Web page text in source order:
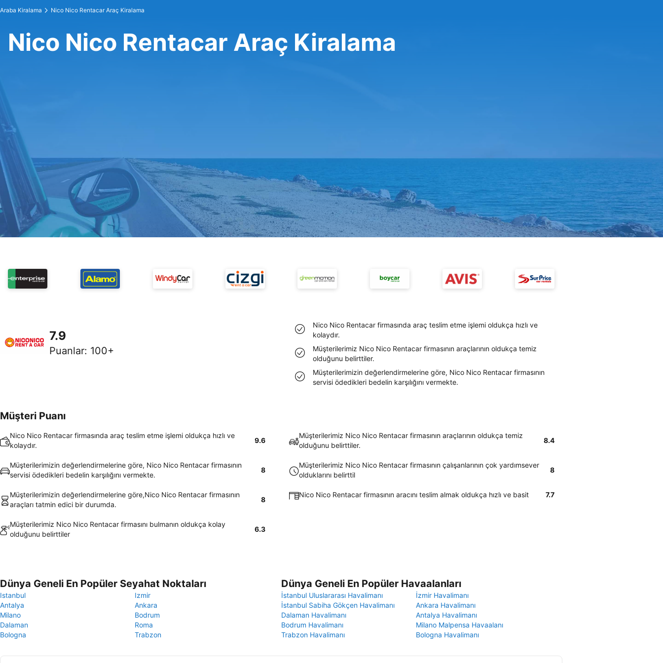
Araba Kiralama Nico Nico Rentacar Araç Kiralama
Nico Nico Rentacar Araç Kiralama
7.9
Puanlar: 100+
Nico Nico Rentacar firmasında araç teslim etme işlemi oldukça hızlı ve
kolaydır.
Müşterilerimiz Nico Nico Rentacar firmasının araçlarının oldukça temiz
olduğunu belirttiler.
Müşterilerimizin değerlendirmelerine göre, Nico Nico Rentacar firmasının
servisi ödedikleri bedelin karşılığını vermekte.
Müşteri Puanı
Nico Nico Rentacar firmasında araç teslim etme işlemi oldukça hızlı ve
kolaydır.
9.6
Müşterilerimiz Nico Nico Rentacar firmasının araçlarının oldukça temiz
olduğunu belirttiler.
8.4
Müşterilerimizin değerlendirmelerine göre, Nico Nico Rentacar firmasının
servisi ödedikleri bedelin karşılığını vermekte.
8
Müşterilerimiz Nico Nico Rentacar firmasının çalışanlarının çok yardımsever
olduklarını belirttil
8
Müşterilerimizin değerlendirmelerine göre,Nico Nico Rentacar firmasının
araçları tatmin edici bir durumda.
8
Nico Nico Rentacar firmasının aracını teslim almak oldukça hızlı ve basit 7.7
Müşterilerimiz Nico Nico Rentacar firmasını bulmanın oldukça kolay
olduğunu belirttiler
6.3
Dünya Geneli En Popüler Seyahat Noktaları
Istanbul
Izmir
Antalya
Ankara
Milano
Bodrum
Dalaman
Roma
Bologna
Trabzon
Dünya Geneli En Popüler Havaalanları
İstanbul Uluslararası Havalimanı
İzmir Havalimanı
İstanbul Sabiha Gökçen Havalimanı
Ankara Havalimanı
Dalaman Havalimanı
Antalya Havalimanı
Bodrum Havalimanı
Milano Malpensa Havaalanı
Trabzon Havalimanı
Bologna Havalimanı